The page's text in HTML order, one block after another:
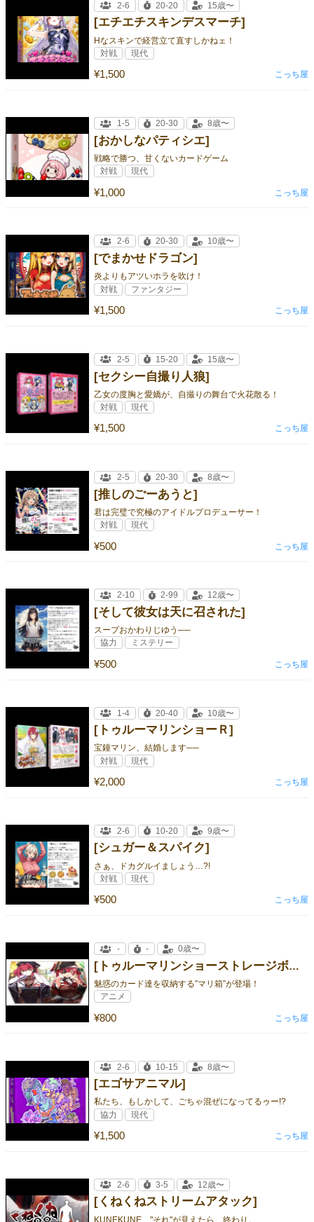
[エチエチスキンデスマーチ]
Hなスキンで経営立て直すしかねェ！
¥1,500
2-6 20-20 15歳〜
対戦 現代
こっち屋
[おかしなパティシエ]
戦略で勝つ、甘くないカードゲーム
¥1,000
1-5 20-30 8歳〜
対戦 現代
こっち屋
[でまかせドラゴン]
炎よりもアツいホラを吹け！
¥1,500
2-6 20-30 10歳〜
対戦 ファンタジー
こっち屋
[セクシー自撮り人狼]
乙女の度胸と愛嬌が、自撮りの舞台で火花散る！
¥1,500
2-5 15-20 15歳〜
対戦 現代
こっち屋
[推しのごーあうと]
君は完璧で究極のアイドルプロデューサー！
¥500
2-5 20-30 8歳〜
対戦 現代
こっち屋
[そして彼女は天に召された]
スープおかわりじゆう──
¥500
2-10 2-99 12歳〜
協力 ミステリー
こっち屋
[トゥルーマリンショーＲ]
宝鐘マリン、結婚します──
¥2,000
1-4 20-40 10歳〜
対戦 現代
こっち屋
[シュガー＆スパイク]
さぁ、ドカグルイましょう…?!
¥500
2-6 10-20 9歳〜
対戦 現代
こっち屋
[トゥルーマリンショーストレージボックス]
魅惑のカード達を収納する”マリ箱”が登場！
¥800
- - 0歳〜
アニメ
こっち屋
[エゴサアニマル]
私たち、もしかして、ごちゃ混ぜになってるゥー!?
¥1,500
2-6 10-15 8歳〜
協力 現代
こっち屋
[くねくねストリームアタック]
KUNEKUNE "それ"が見えたら、終わり。
2-6 3-5 12歳〜